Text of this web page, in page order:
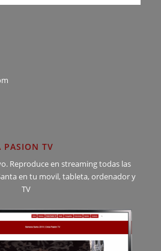
PASION TV
Reproduce en streaming todas las
en tu movil, tableta, ordenador y
TV